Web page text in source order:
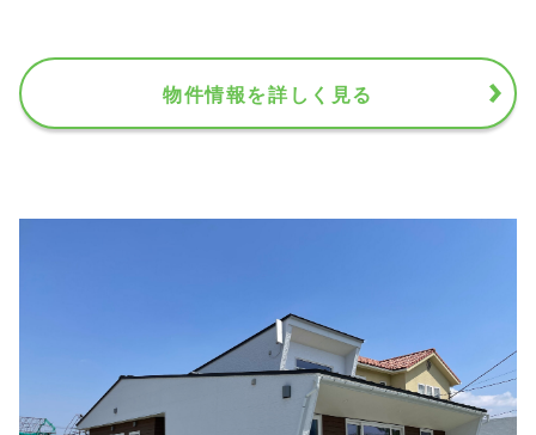
物件情報を詳しく見る